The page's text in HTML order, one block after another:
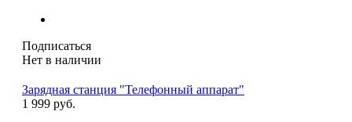
Подписаться
Нет в наличии
Зарядная станция "Телефонный аппарат"
1 999 руб.